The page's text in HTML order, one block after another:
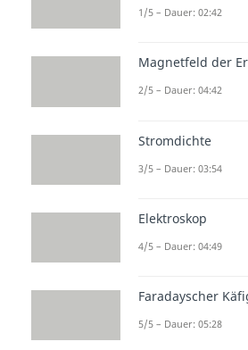
anliegt. Schau
weiter in die
möchtest.
Studyflix
einem
1/5 – Dauer: 02:42
Magnetfeld der
2/5 – Dauer: 04:42
Stromdichte
3/5 – Dauer: 03:54
Elektroskop
4/5 – Dauer: 04:49
Faradayscher
5/5 – Dauer: 05:28